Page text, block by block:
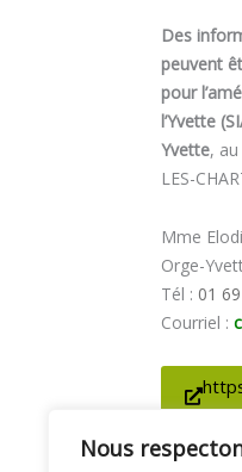
Nous
Des
peuvent
pour
l’Yvette
Yvette,
LES-
Mme
Orge-
Tél : 01
Courriel :